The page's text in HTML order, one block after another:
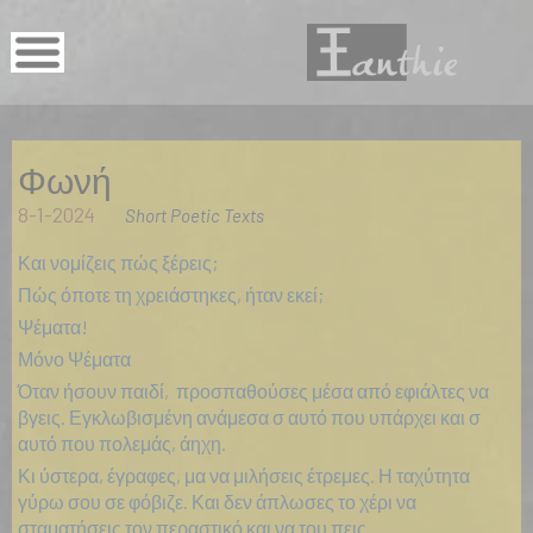
Φωνή
8-1-2024 Short Poetic Texts
Και νομίζεις πώς ξέρεις;
Πώς όποτε τη χρειάστηκες, ήταν εκεί;
Ψέματα!
Μόνο Ψέματα
Όταν ήσουν παιδί, προσπαθούσες μέσα από εφιάλτες να
βγεις. Εγκλωβισμένη ανάμεσα σ αυτό που υπάρχει και σ
αυτό που πολεμάς, άηχη.
Κι ύστερα, έγραφες, μα να μιλήσεις έτρεμες. Η ταχύτητα
γύρω σου σε φόβιζε. Και δεν άπλωσες το χέρι να
σταματήσεις τον περαστικό και να του πεις...